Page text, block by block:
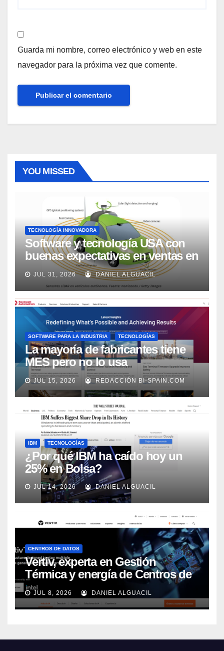
Guarda mi nombre, correo electrónico y web en este
navegador para la próxima vez que comente.
YOU MISSED
TECNOLOGÍA INNOVADORA
Software y tecnología USA con
buenas expectativas en ventas en
los próximos 2 años, según
Market Watch
JUL 31, 2026 DANIEL ALGUACIL
SOFTWARE PARA LA INDUSTRIA TECNOLOGÍAS
La mayoría de fabricantes tiene
MES pero no lo usa
adecuadamente, según Rockwell
Automation
JUL 15, 2026 REDACCIÓN BI-SPAIN.COM
IBM TECNOLOGÍAS
¿Por qué IBM ha caído hoy un
25% en Bolsa?
JUL 14, 2026 DANIEL ALGUACIL
CENTROS DE DATOS
Vertiv, experta en Gestión
Térmica y energía de Centros de
Datos, sigue su crecimiento
imparable
JUL 8, 2026 DANIEL ALGUACIL